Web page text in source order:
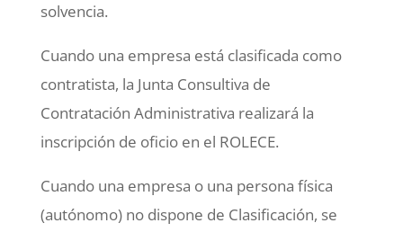
solvencia.
Cuando una empresa está clasificada como
contratista, la Junta Consultiva de
Contratación Administrativa realizará la
inscripción de oficio en el ROLECE.
Cuando una empresa o una persona física
(autónomo) no dispone de Clasificación, se